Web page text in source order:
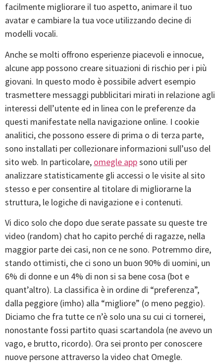
facilmente migliorare il tuo aspetto, animare il tuo
avatar e cambiare la tua voce utilizzando decine di
modelli vocali.
Anche se molti offrono esperienze piacevoli e innocue,
alcune app possono creare situazioni di rischio per i più
giovani. In questo modo è possibile advert esempio
trasmettere messaggi pubblicitari mirati in relazione agli
interessi dell’utente ed in linea con le preferenze da
questi manifestate nella navigazione online. I cookie
analitici, che possono essere di prima o di terza parte,
sono installati per collezionare informazioni sull’uso del
sito web. In particolare, omegle appsono utili per
analizzare statisticamente gli accessi o le visite al sito
stesso e per consentire al titolare di migliorarne la
struttura, le logiche di navigazione e i contenuti.
Vi dico solo che dopo due serate passate su queste tre
video (random) chat ho capito perché di ragazze, nella
maggior parte dei casi, non ce ne sono. Potremmo dire,
stando ottimisti, che ci sono un buon 90% di uomini, un
6% di donne e un 4% di non si sa bene cosa (bot e
quant’altro). La classifica è in ordine di “preferenza”,
dalla peggiore (imho) alla “migliore” (o meno peggio).
Diciamo che fra tutte ce n’è solo una su cui ci tornerei,
nonostante fossi partito quasi scartandola (ne avevo un
vago, e brutto, ricordo). Ora sei pronto per conoscere
nuove persone attraverso la video chat Omegle.